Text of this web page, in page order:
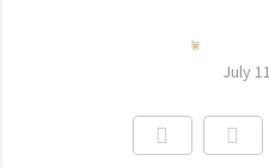
July